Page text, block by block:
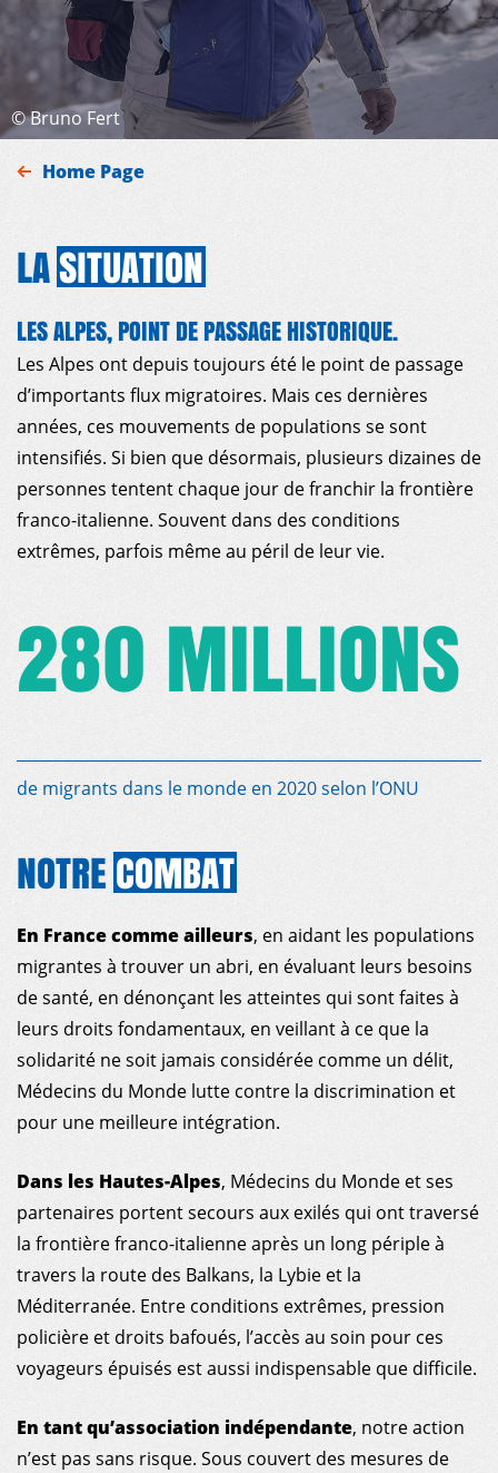
MDM
ON THE FIELD
NEWS
RESOURCES
GET INVOLVED
INTERNATIONAL NETWORK
©Bruno Fert
Home Page
LASITUATION
LES ALPES, POINT DE PASSAGE HISTORIQUE.
Les Alpes ont depuis toujours été le point de passage
d’importants flux migratoires. Mais ces dernières
années, ces mouvements de populations se sont
intensifiés. Si bien que désormais, plusieurs dizaines de
personnes tentent chaque jour de franchir la frontière
franco-italienne. Souvent dans des conditions
extrêmes, parfois même au péril de leur vie.
280 MILLIONS
de migrants dans le monde en 2020 selon l’ONU
NOTRECOMBAT
En France comme ailleurs, en aidant les populations
migrantes à trouver un abri, en évaluant leurs besoins
de santé, en dénonçant les atteintes qui sont faites à
leurs droits fondamentaux, en veillant à ce que la
solidarité ne soit jamais considérée comme un délit,
Médecins du Monde lutte contre la discrimination et
pour une meilleure intégration.
Dans les Hautes-Alpes, Médecins du Monde et ses
partenaires portent secours aux exilés qui ont traversé
la frontière franco-italienne après un long périple à
travers la route des Balkans, la Lybie et la
Méditerranée. Entre conditions extrêmes, pression
policière et droits bafoués, l’accès au soin pour ces
voyageurs épuisés est aussi indispensable que difficile.
En tant qu’association indépendante, notre action
n’est pas sans risque. Sous couvert des mesures de